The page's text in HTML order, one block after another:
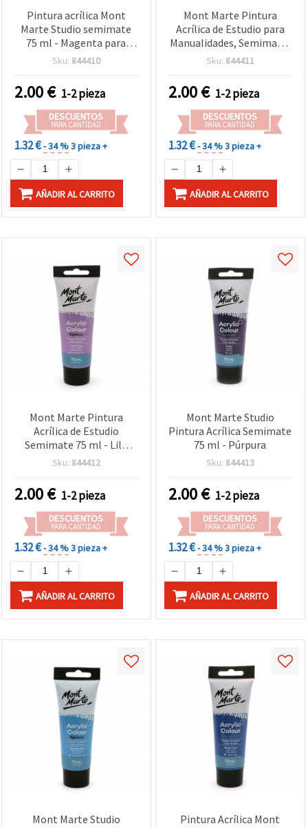
Pintura acrílica Mont
Marte Studio semimate
75 ml - Magenta para
manualidades
Sku: 844410
2.00€ 1-2 pieza
DESCUENTOS
PARA CANTIDAD
1.32 €- 34 %3 pieza +
AÑADIR AL CARRITO
Mont Marte Pintura
Acrílica de Estudio para
Manualidades, Semimate,
75 ml - Siena Tostada
Sku: 844411
2.00€ 1-2 pieza
DESCUENTOS
PARA CANTIDAD
1.32 €- 34 %3 pieza +
AÑADIR AL CARRITO
Mont Marte Pintura
Acrílica de Estudio
Semimate 75 ml - Lila
Claro
Sku: 844412
2.00€ 1-2 pieza
DESCUENTOS
PARA CANTIDAD
1.32 €- 34 %3 pieza +
AÑADIR AL CARRITO
Mont Marte Studio
Pintura Acrílica Semimate
75 ml - Púrpura
Sku: 844413
2.00€ 1-2 pieza
DESCUENTOS
PARA CANTIDAD
1.32 €- 34 %3 pieza +
AÑADIR AL CARRITO
Mont Marte Studio
Pintura Acrílica Mont